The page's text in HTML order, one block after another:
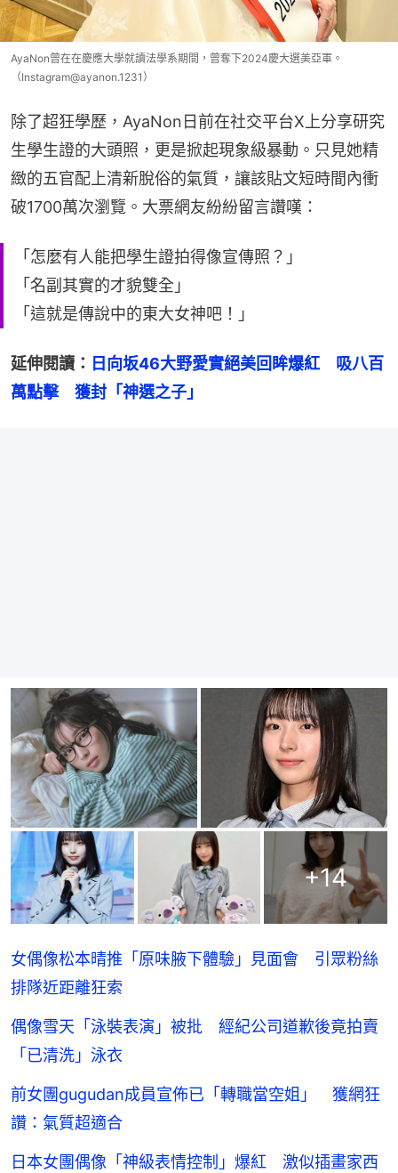
AyaNon曾在在慶應大學就讀法學系期間，曾奪下2024慶大選美亞軍。
（Instagram@ayanon.1231）
除了超狂學歷，AyaNon日前在社交平台X上分享研究
生學生證的大頭照，更是掀起現象級暴動。只見她精
緻的五官配上清新脫俗的氣質，讓該貼文短時間內衝
破1700萬次瀏覽。大票網友紛紛留言讚嘆：
「怎麼有人能把學生證拍得像宣傳照？」
「名副其實的才貌雙全」
「這就是傳說中的東大女神吧！」
延伸閱讀： 日向坂46大野愛實絕美回眸爆紅　吸八百
萬點擊　獲封「神選之子」
+14
女偶像松本晴推「原味腋下體驗」見面會 引眾粉絲
排隊近距離狂索
偶像雪天「泳裝表演」被批 經紀公司道歉後竟拍賣
「已清洗」泳衣
前女團gugudan成員宣佈已「轉職當空姐」 獲網狂
讚：氣質超適合
日本女團偶像「神級表情控制」爆紅 激似插畫家西